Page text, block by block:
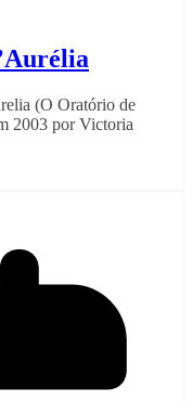
(O Oratório de
2003 por Victoria